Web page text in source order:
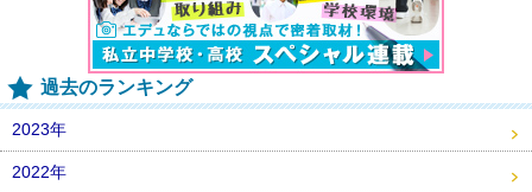
過去のランキング
2023年
2022年